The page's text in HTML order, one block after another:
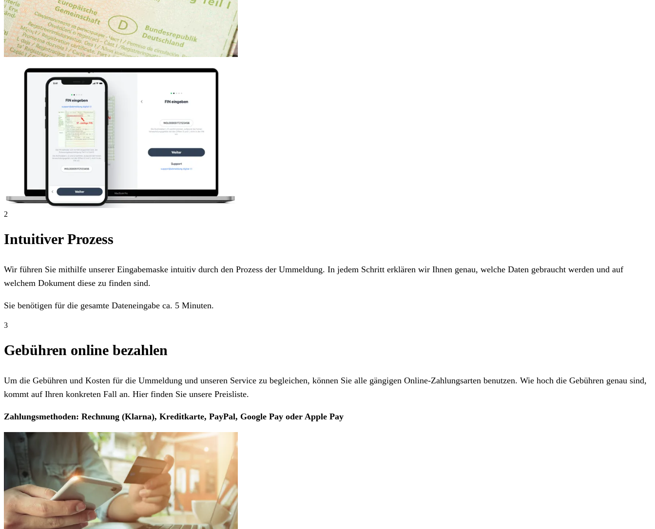
2
Intuitiver Prozess
Wir führen Sie mithilfe unserer Eingabemaske intuitiv durch den Prozess der Ummeldung. In jedem Schritt erklären wir Ihnen genau, welche Daten gebraucht werden und auf
welchem Dokument diese zu finden sind.
Sie benötigen für die gesamte Dateneingabe ca. 5 Minuten.
3
Gebühren online bezahlen
Um die Gebühren und Kosten für die Ummeldung und unseren Service zu begleichen, können Sie alle gängigen Online-Zahlungsarten benutzen. Wie hoch die Gebühren genau sind,
kommt auf Ihren konkreten Fall an. Hier finden Sie unsere Preisliste.
Zahlungsmethoden: Rechnung (Klarna), Kreditkarte, PayPal, Google Pay oder Apple Pay